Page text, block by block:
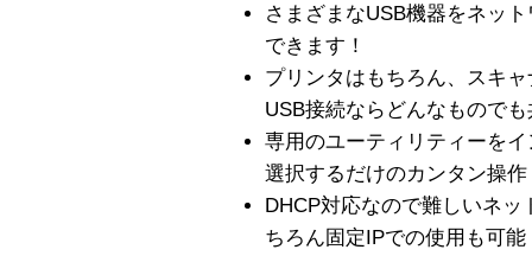
さまざまなUSB機器をネッ
できます！
プリンタはもちろん、スキ
USB接続ならどんなもので
専用のユーティリティーを
選択するだけのカンタン操作
DHCP対応なので難しいネ
ちろん固定IPでの使用も可能